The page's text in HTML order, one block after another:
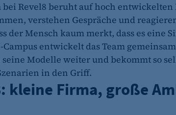
et_oi_v2
etracker GmbH
bei Revel8 beruht auf hoch
verstehen Gespräche und
der Mensch kaum merkt, dass es eine
entwickelt das Team
Modelle weiter und bekommt so
in den Griff.
kleine Firma, große